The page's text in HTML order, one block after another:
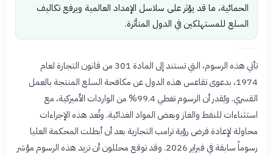
الحمائية، ما قد يؤثر على سلاسل الإمداد العالمية ويرفع تكاليف
السلع للمستهلكين في الدول المتأثرة.
تأتي هذه الرسوم، التي تستند إلى المادة 301 من قانون التجارة لعام
1974، بدعوى تقاعس هذه الدول عن مكافحة السلع المنتجة بالعمل
القسري. ويُقدر أن الرسوم تغطي 99.4% من الواردات الأميركية، مع
استثناءات للنفط والغاز وبعض المواد الغذائية. وتُعد هذه الإجراءات
محاولة لإعادة فرض رؤية ترامب التجارية بعد أن أبطلت المحكمة العليا
رسوماً سابقة في فبراير 2026. وقد توقع محللون أن تزيد هذه الرسوم مؤشر